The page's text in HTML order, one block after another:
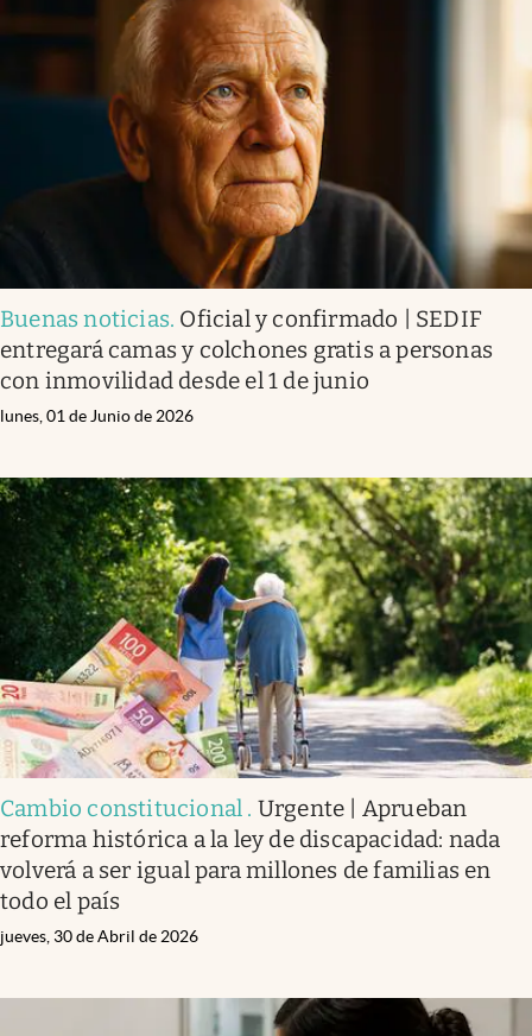
Tv
Buenas noticias. Oficial y confirmado | SEDIF
entregará camas y colchones gratis a personas
con inmovilidad desde el 1 de junio
lunes, 01 de Junio de 2026
Cambio constitucional . Urgente | Aprueban
reforma histórica a la ley de discapacidad: nada
volverá a ser igual para millones de familias en
todo el país
jueves, 30 de Abril de 2026